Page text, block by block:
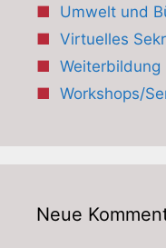
Umwelt und
Virtuelles
Weiterbildung
Workshops/
Neue